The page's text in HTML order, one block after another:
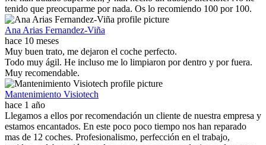
tenido que preocuparme por nada. Os lo recomiendo 100 por 100.
Ana Arias Fernandez-Viña
hace 10 meses
Muy buen trato, me dejaron el coche perfecto.
Todo muy ágil. He incluso me lo limpiaron por dentro y por fuera.
Muy recomendable.
Mantenimiento Visiotech
hace 1 año
Llegamos a ellos por recomendación un cliente de nuestra empresa y
estamos encantados. En este poco poco tiempo nos han reparado
mas de 12 coches. Profesionalismo, perfección en el trabajo,